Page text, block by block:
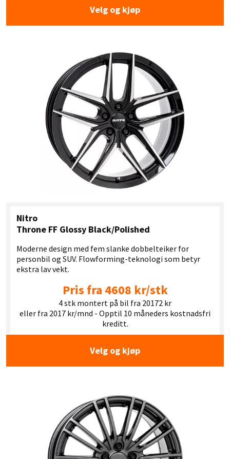
Velg og kjøp
Nitro
Throne FF Glossy Black/Polished
Moderne design med fem slanke dobbelteiker for
personbil og SUV. Flowforming-teknologi som betyr
ekstra lav vekt.
Pris fra 4608 kr/stk
4 stk montert på bil fra 20172 kr
eller fra 2017 kr/mnd - Opptil 10 måneders kostnadsfri
kreditt.
Velg og kjøp